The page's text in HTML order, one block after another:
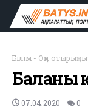
Білім - Оқи
Баланың
07.04.2020 0